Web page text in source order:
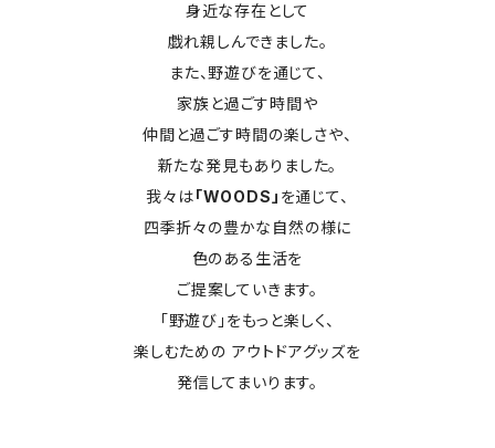
身近な存在として
戯れ親しんできました。
また、野遊びを通じて、
家族と過ごす時間や
仲間と過ごす時間の楽しさや、
新たな発見もありました。
我々は「WOODS」 を通じて、
四季折々の豊かな自然の様に
色のある生活を
ご提案していきます。
「野遊び」をもっと楽しく、
楽しむための アウトドアグッズを
発信してまいります。